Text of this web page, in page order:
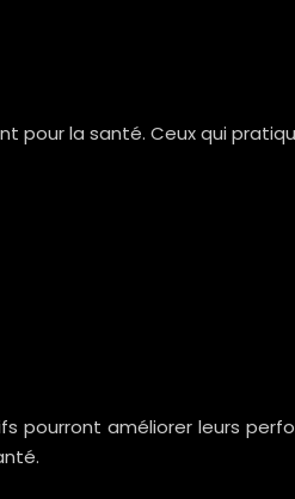
pour la santé. Ceux qui
pourront améliorer leurs